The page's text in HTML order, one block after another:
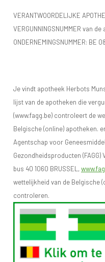
VERANTWOORDELIJKE
VERGUNNINGSNUMMER van
ONDERNEMINGSNUMMER: BE
Je vindt apotheek Herbots
lijst van de apotheken die
(www.fagg.be) controleert de
Belgische (online) apotheken.
Agentschap voor
Gezondheidsproducten
bus 40 1060 BRUSSEL,
wettelijkheid van de Belgische
controleren.